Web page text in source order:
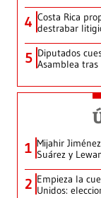
4 Costa Rica
destrabar
5 Diputados
Asamblea
1 Mijahir
Suárez y
2 Empieza la
Unidos: